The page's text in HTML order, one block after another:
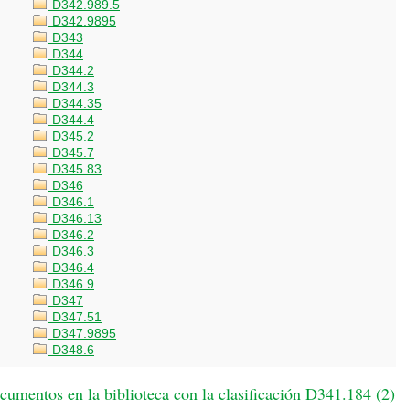
D342.989.5
D342.9895
D343
D344
D344.2
D344.3
D344.35
D344.4
D345.2
D345.7
D345.83
D346
D346.1
D346.13
D346.2
D346.3
D346.4
D346.9
D347
D347.51
D347.9895
D348.6
en la biblioteca con la clasificación D341.184 (2)